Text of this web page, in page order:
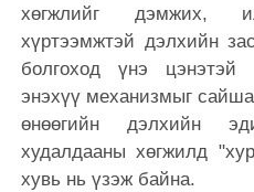
хөгжлийг дэмжих,
хүртээмжтэй дэлхийн
болгоход үнэ цэнэтэй
энэхүү механизмыг
өнөөгийн дэлхийн
худалдааны хөгжилд
хувь нь үзэж байна.